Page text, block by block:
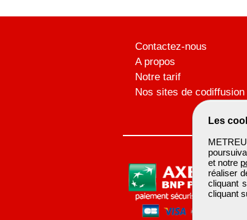
Les
et notre
réaliser
cliquant
cliquant
Contactez-nous
A propos
Notre tarif
Nos sites de codiffusion